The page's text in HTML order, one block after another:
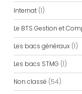
Internat(1)
Le BTS Gestion et
Les bacs généraux (1)
Les bacs STMG (1)
Non classé (54)